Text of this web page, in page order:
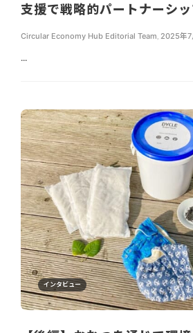
支援で戦略的パートナーシ
Circular Economy Hub Editorial Team, 2025年7
...
インタビュー